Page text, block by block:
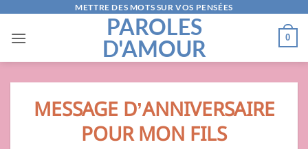
contenu
METTRE DES MOTS SUR VOS PENSÉES
PAROLES
D'AMOUR
0
MESSAGE D’ANNIVERSAIRE
POUR MON FILS